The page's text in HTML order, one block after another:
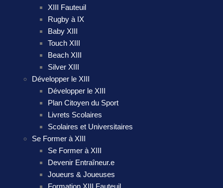
XIII Fauteuil
Rugby à IX
Baby XIII
Touch XIII
Beach XIII
Silver XIII
Développer le XIII
Développer le XIII
Plan Citoyen du Sport
Livrets Scolaires
Scolaires et Universitaires
Se Former à XIII
Se Former à XIII
Devenir Entraîneur.e
Joueurs & Joueuses
Formation XIII Fauteuil